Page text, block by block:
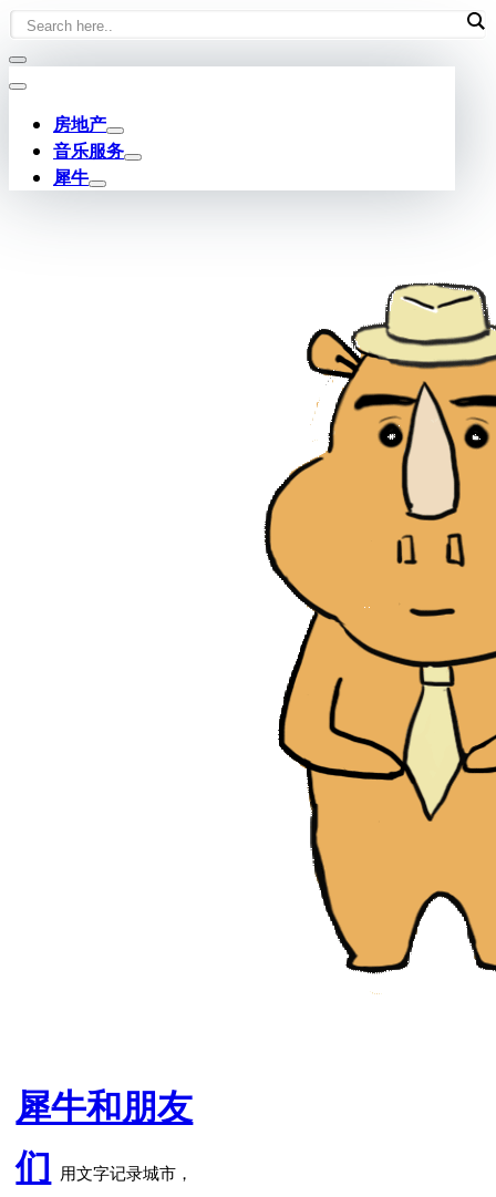
Skip
content
房地产
音乐服务
犀牛
犀牛和朋友
们 用文字记录城市，